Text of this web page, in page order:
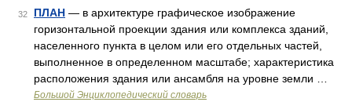
32 ПЛАН — в архитектуре графическое изображение
горизонтальной проекции здания или комплекса зданий,
населенного пункта в целом или его отдельных частей,
выполненное в определенном масштабе; характеристика
расположения здания или ансамбля на уровне земли …
Большой Энциклопедический словарь